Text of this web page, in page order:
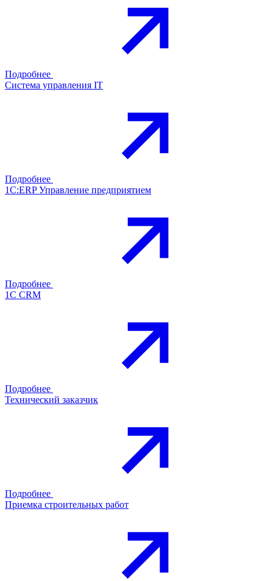
Подробнее
Система управления IT
Подробнее
1С:ERP Управление предприятием
Подробнее
1С CRM
Подробнее
Технический заказчик
Подробнее
Приемка строительных работ